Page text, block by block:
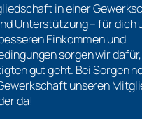
in einer
Unterstützung – für dich
Einkommen und
sorgen wir
gut geht. Bei Sorgen
unseren
da!